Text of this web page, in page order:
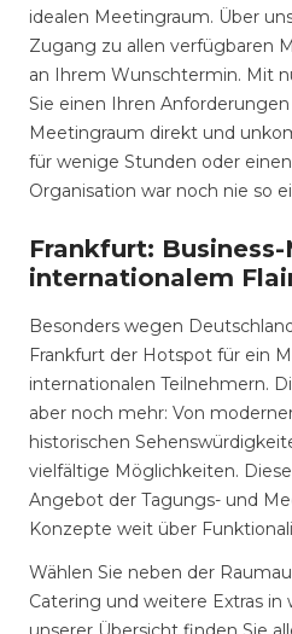
idealen Meetingraum. Über
Zugang zu allen verfügbaren
an Ihrem Wunschtermin. Mit
Sie einen Ihren
Meetingraum direkt und
für wenige Stunden oder
Organisation war noch nie so
Frankfurt:
internationalem
Besonders wegen
Frankfurt der Hotspot für ein
internationalen Teilnehmern.
aber noch mehr: Von
historischen
vielfältige Möglichkeiten.
Angebot der Tagungs- und
Konzepte weit über
Wählen Sie neben der
Catering und weitere Extras